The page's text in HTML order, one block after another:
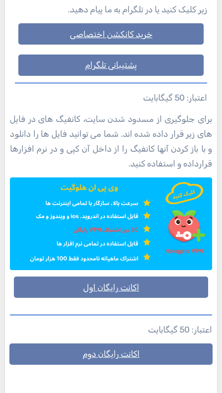
زیر کلیک کنید یا در تلگرام به ما پیام دهید.
خرید کانکشن اختصاصی
پشتیبانی تلگرام
اعتبار: 50 گیگابایت
برای جلوگیری از مسدود شدن سایت، کانفیگ های در فایل
های زیر قرار داده شده اند. شما می توانید فایل ها را دانلود
و با باز کردن آنها کانفیگ را از داخل آن کپی و در نرم افزارها
قرارداده و استفاده کنید.
اکانت رایگان اول
اعتبار: 50 گیگابایت
اکانت رایگان دوم